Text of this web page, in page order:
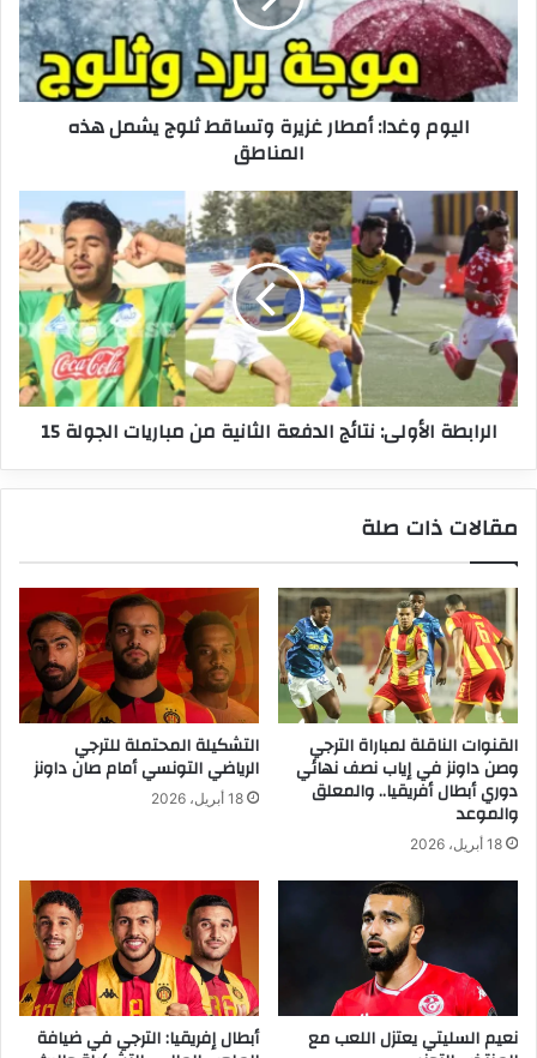
ثلوج
يشمل
هذه
المناطق
اليوم وغدا: أمطار غزيرة وتساقط ثلوج يشمل هذه
المناطق
الرابطة
الأولى:
نتائج
الدفعة
الثانية
من
مباريات
الجولة
15
الرابطة الأولى: نتائج الدفعة الثانية من مباريات الجولة 15
مقالات ذات صلة
القنوات الناقلة لمباراة الترجي
وصن داونز في إياب نصف نهائي
دوري أبطال أفريقيا.. والمعلق
والموعد
18 أبريل، 2026
التشكيلة المحتملة للترجي
الرياضي التونسي أمام صان داونز
18 أبريل، 2026
نعيم السليتي يعتزل اللعب مع أبطال إفريقيا: الترجي في ضيافة